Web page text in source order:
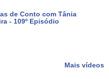
de Conto com Tânia
- 109º Episódio
Mais vídeos